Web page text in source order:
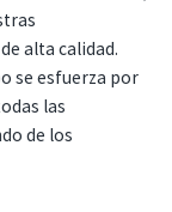
alta calidad.
se esfuerza por
las
de los